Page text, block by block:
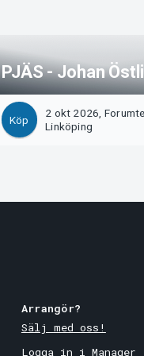
PJÄS - Johan
Köp
2 okt 2026,
Linköping
Arrangör?
Sälj med oss!
Logga in i Manager